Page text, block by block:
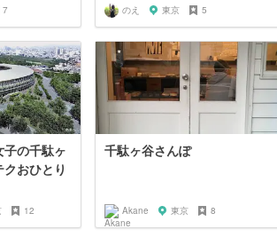
7 のえ 東京 5
の千駄ヶ
おひとり
12
千駄ヶ谷さんぽ
Akane 東京 8